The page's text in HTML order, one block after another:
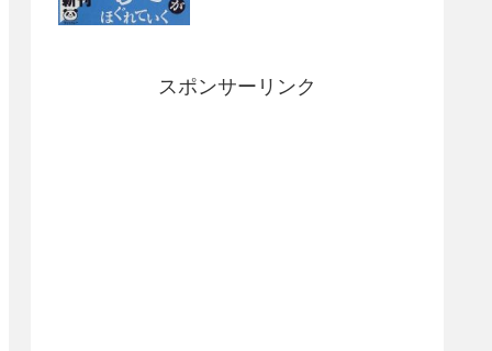
スポンサーリンク